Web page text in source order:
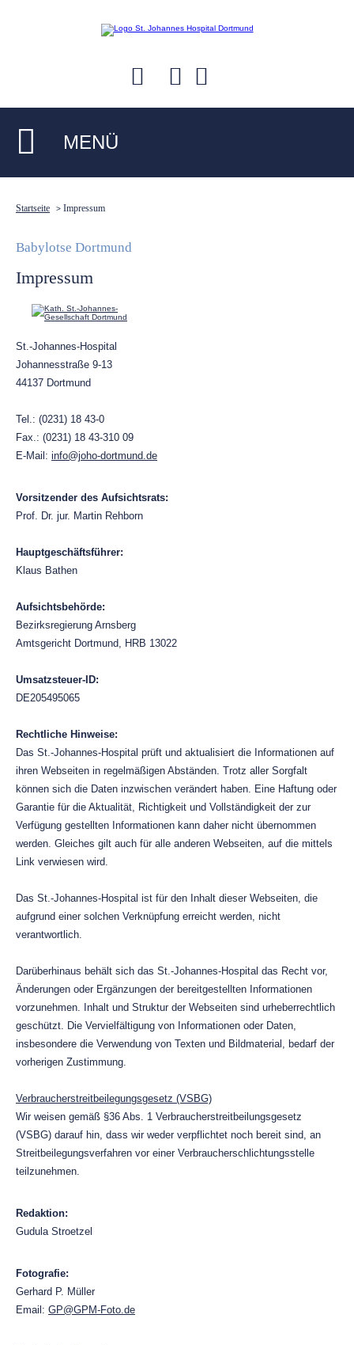
MENÜ
Startseite > Impressum
Babylotse Dortmund
Impressum
St.-Johannes-Hospital
Johannesstraße 9-13
44137 Dortmund
Tel.: (0231) 18 43-0
Fax.: (0231) 18 43-310 09
E-Mail: info@joho-dortmund.de
Vorsitzender des Aufsichtsrats:
Prof. Dr. jur. Martin Rehborn
Hauptgeschäftsführer:
Klaus Bathen
Aufsichtsbehörde:
Bezirksregierung Arnsberg
Amtsgericht Dortmund, HRB 13022
Umsatzsteuer-ID:
DE205495065
Rechtliche Hinweise:
Das St.-Johannes-Hospital prüft und aktualisiert die Informationen auf
ihren Webseiten in regelmäßigen Abständen. Trotz aller Sorgfalt
können sich die Daten inzwischen verändert haben. Eine Haftung oder
Garantie für die Aktualität, Richtigkeit und Vollständigkeit der zur
Verfügung gestellten Informationen kann daher nicht übernommen
werden. Gleiches gilt auch für alle anderen Webseiten, auf die mittels
Link verwiesen wird.
Das St.-Johannes-Hospital ist für den Inhalt dieser Webseiten, die
aufgrund einer solchen Verknüpfung erreicht werden, nicht
verantwortlich.
Darüberhinaus behält sich das St.-Johannes-Hospital das Recht vor,
Änderungen oder Ergänzungen der bereitgestellten Informationen
vorzunehmen. Inhalt und Struktur der Webseiten sind urheberrechtlich
geschützt. Die Vervielfältigung von Informationen oder Daten,
insbesondere die Verwendung von Texten und Bildmaterial, bedarf der
vorherigen Zustimmung.
Verbraucherstreitbeilegungsgesetz (VSBG)
Wir weisen gemäß §36 Abs. 1 Verbraucherstreitbeilungsgesetz
(VSBG) darauf hin, dass wir weder verpflichtet noch bereit sind, an
Streitbeilegungsverfahren vor einer Verbraucherschlichtungsstelle
teilzunehmen.
Redaktion:
Gudula Stroetzel
Fotografie:
Gerhard P. Müller
Email: GP@GPM-Foto.de